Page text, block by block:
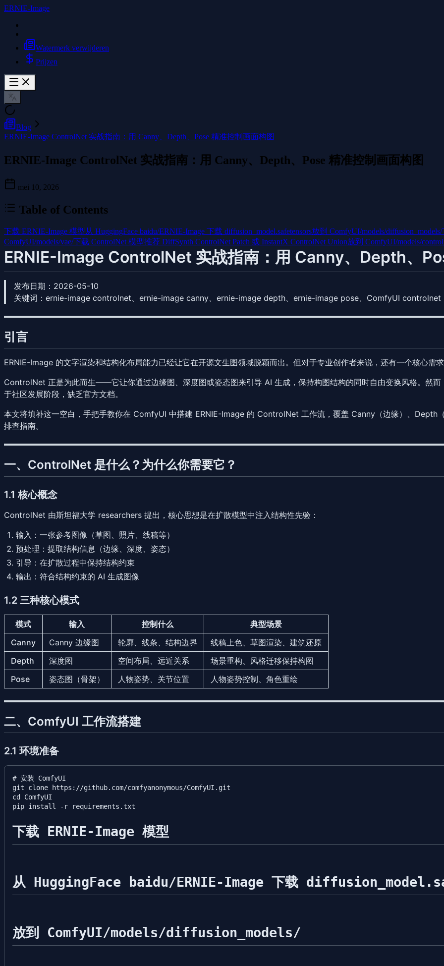
ERNIE-Image
Watermerk verwijderen
Prijzen
Blog
ERNIE-Image ControlNet 实战指南：用 Canny、Depth、Pose 精准控制画面构图
ERNIE-Image ControlNet 实战指南：用 Canny、Depth、Pose 精准控制画面构图
mei 10, 2026
Table of Contents
下载 ERNIE-Image 模型从 HuggingFace baidu/ERNIE-Image 下载 diffusion_model.safetensors放到 ComfyUI/models/diffusion_models/
ComfyUI/models/vae/下载 ControlNet 模型推荐 DiffSynth ControlNet Patch 或 InstantX ControlNet Union放到 ComfyUI/models/
ERNIE-Image ControlNet 实战指南：用 Canny、Depth、
发布日期 ：2026-05-10
关键词 ：ernie-image controlnet、ernie-image canny、ernie-image depth、ernie-image pose、ComfyUI controlnet
引言
ERNIE-Image 的文字渲染和结构化布局能力已经让它在开源文生图领域脱颖而出。但对于专业创作者来说，还有一个核心需求
ControlNet 正是为此而生——它让你通过边缘图、深度图或姿态图来引导 AI 生成，保持构图结构的同时自由变换风格。然
于社区发展阶段，缺乏官方文档。
本文将填补这一空白，手把手教你在 ComfyUI 中搭建 ERNIE-Image 的 ControlNet 工作流，覆盖 Canny（边缘）、Depth
排查指南。
一、ControlNet 是什么？为什么你需要它？
1.1 核心概念
ControlNet 由斯坦福大学 researchers 提出，核心思想是在扩散模型中注入结构性先验 ：
输入 ：一张参考图像（草图、照片、线稿等）
预处理 ：提取结构信息（边缘、深度、姿态）
引导 ：在扩散过程中保持结构约束
输出 ：符合结构约束的 AI 生成图像
1.2 三种核心模式
模式 输入 控制什么
典型场景
Canny
Canny 边缘图 轮廓、线条、结构边界
线稿上色、草图渲染、建筑还原
Depth
深度图 空间布局、远近关系
场景重构、风格迁移保持构图
Pose
姿态图（骨架） 人物姿势、关节位置 人物姿势控制、角色重绘
二、ComfyUI 工作流搭建
2.1 环境准备
# 安装 ComfyUI
git clone https://github.com/comfyanonymous/ComfyUI.git
cd ComfyUI
下载 ERNIE-Image 模型
从 HuggingFace baidu/ERNIE-Image 下载
放到 ComfyUI/models/diffusion_models/